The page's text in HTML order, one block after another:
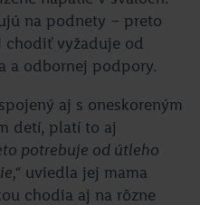
na podnety – preto
chodiť vyžaduje od
a odbornej podpory.
aj s oneskoreným
detí, platí to aj
potrebuje od útleho
uviedla jej mama
chodia aj na rôzne